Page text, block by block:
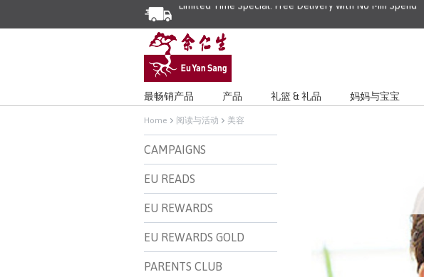
最畅销产品 产品 礼篮 & 礼品 妈妈与宝宝
Home 阅读与活动 美容
CAMPAIGNS
EU READS
EU REWARDS
EU REWARDS GOLD
PARENTS CLUB